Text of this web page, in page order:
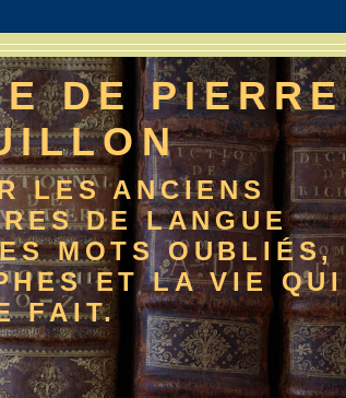
DE PIERRE
LES ANCIENS
DE LANGUE
MOTS OUBLIÉS,
ET LA VIE QUI
FAIT.